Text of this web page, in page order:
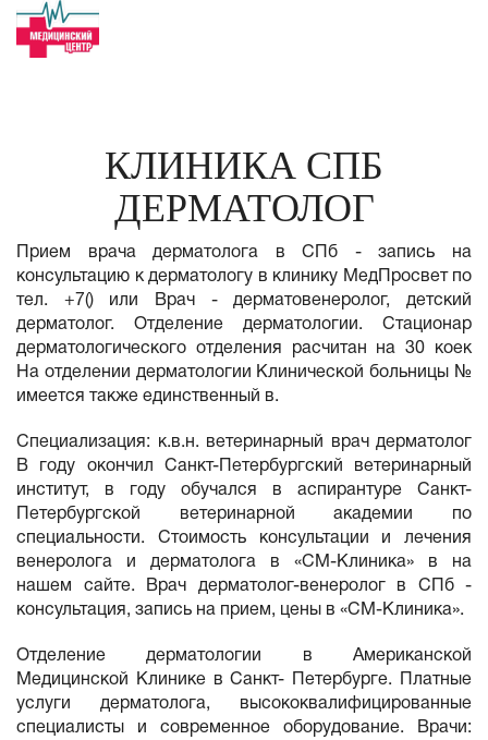
КЛИНИКА СПБ
ДЕРМАТОЛОГ
Прием врача дерматолога в СПб - запись на
консультацию к дерматологу в клинику МедПросвет по
тел. +7() или Врач - дерматовенеролог, детский
дерматолог. Отделение дерматологии. Стационар
дерматологического отделения расчитан на 30 коек
На отделении дерматологии Клинической больницы №
имеется также единственный в.
Специализация: к.в.н. ветеринарный врач дерматолог
В году окончил Санкт-Петербургский ветеринарный
институт, в году обучался в аспирантуре Санкт-
Петербургской ветеринарной академии по
специальности. Стоимость консультации и лечения
венеролога и дерматолога в «СМ-Клиника» в на
нашем сайте. Врач дерматолог-венеролог в СПб -
консультация, запись на прием, цены в «СМ-Клиника».
Отделение дерматологии в Американской
Медицинской Клинике в Санкт- Петербурге. Платные
услуги дерматолога, высококвалифицированные
специалисты и современное оборудование. Врачи: